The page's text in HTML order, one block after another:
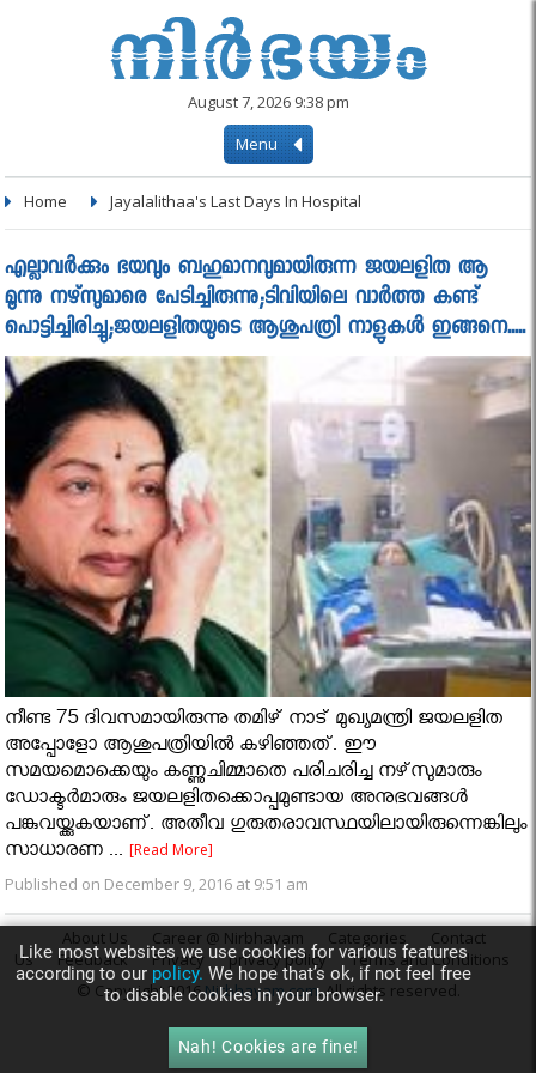
August 7, 2026 9:38 pm
Menu
Home Jayalalithaa's Last Days In Hospital
എല്ലാവര്‍ക്കും ഭയവും ബഹുമാനവുമായിരുന്ന ജയലളിത ആ
മൂന്നു നഴ്‌സുമാരെ പേടിച്ചിരുന്നു;ടിവിയിലെ വാർത്ത കണ്ട്
പൊട്ടിച്ചിരിച്ചു;ജയലളിതയുടെ ആശുപത്രി നാളുകൾ ഇങ്ങനെ.....
നീണ്ട 75 ദിവസമായിരുന്നു തമിഴ് നാട് മുഖ്യമന്ത്രി ജയലളിത
അപ്പോളോ ആശുപത്രിയില്‍ കഴിഞ്ഞത്. ഈ
സമയമൊക്കെയും കണ്ണുചിമ്മാതെ പരിചരിച്ച നഴ്‌സുമാരും
ഡോക്ടര്‍മാരും ജയലളിതക്കൊപ്പമുണ്ടായ അനുഭവങ്ങള്‍
പങ്കുവയ്ക്കുകയാണ്. അതീവ ഗുരുതരാവസ്ഥയിലായിരുന്നെങ്കിലും
സാധാരണ ...[Read More]
Published on December 9, 2016 at 9:51 am
About Us Career @ Nirbhayam Categories
Contact
Us
Feedback Privacy privacy policy
Terms and Conditions
© Copyright 2016Nirbhayam.com. All rights reserved.
Like most websites we use cookies for various features
according to our policy. We hope that’s ok, if not feel free
to disable cookies in your browser.
Nah! Cookies are fine!